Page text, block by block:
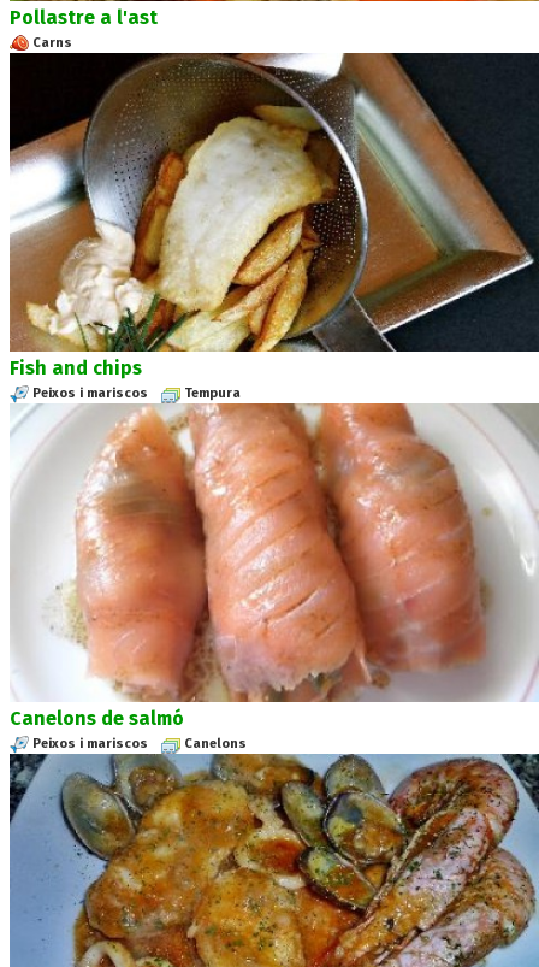
Pollastre a l'ast
Carns
Fish and chips
Peixos i mariscos Tempura
Canelons de salmó
Peixos i mariscos Canelons